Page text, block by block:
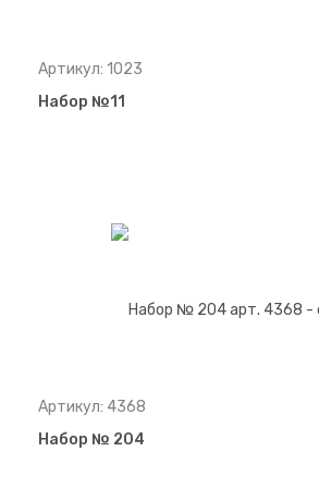
Артикул: 1023
Набор №11
Артикул: 4368
Набор № 204